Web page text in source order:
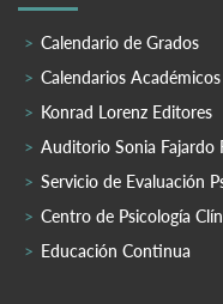
Calendario de Grados
Calendarios Académicos
Konrad Lorenz Editores
Auditorio Sonia Fajardo
Servicio de Evaluación
Centro de Psicología
Educación Continua